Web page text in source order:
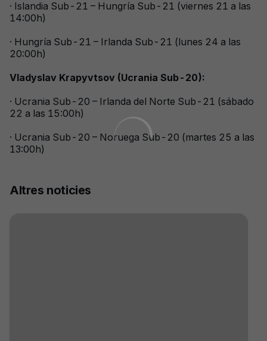
· Islandia Sub-21 – Hungría Sub-21 (viernes 21 a las
14:00h)
· Hungría Sub-21 – Irlanda Sub-21 (lunes 24 a las
20:00h)
Vladyslav Krapyvtsov (Ucrania Sub-20):
· Ucrania Sub-20 – Irlanda del Norte Sub-21 (sábado
22 a las 15:00h)
· Ucrania Sub-20 – Noruega Sub-20 (martes 25 a las
13:00h)
Altres noticies